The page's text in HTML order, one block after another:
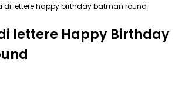
di lettere happy birthday batman round
lettere Happy Birthday